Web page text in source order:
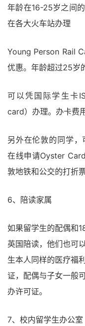
年龄在16-25岁之间
在各大火车站办理
Young Person Rail
优惠。年龄超过25岁
可以凭国际学生卡
card）办理。办卡费
另外在伦敦的同学
在线申请Oyster
敦地铁和公交的打折票
6、陪读家属
如果留学生的配偶和
英国陪读，他们也可
生本人同样的医疗福
证，配偶与子女一般
办许可证。
7、校内留学生办公室